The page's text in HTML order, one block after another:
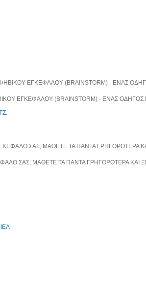
ΕΓΚΕΦΑΛΟΥ (BRAINSTORM) - ΕΝΑΣ
ΣΑΣ, ΜΑΘΕΤΕ ΤΑ ΠΑΝΤΑ ΓΡΗΓΟΡΟΤΕΡΑ ΚΑΙ